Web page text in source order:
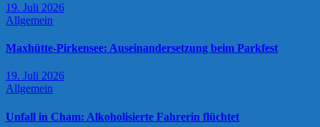
19. Juli 2026
Allgemein
Maxhütte-Pirkensee: Auseinandersetzung beim Parkfest
19. Juli 2026
Allgemein
Unfall in Cham: Alkoholisierte Fahrerin flüchtet